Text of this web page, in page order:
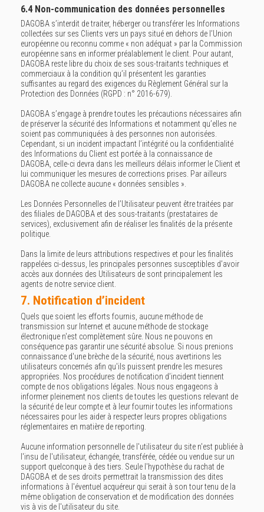
6.4 Non-communication des données personnelles
DAGOBA s’interdit de traiter, héberger ou transférer les Informations
collectées sur ses Clients vers un pays situé en dehors de l’Union
européenne ou reconnu comme « non adéquat » par la Commission
européenne sans en informer préalablement le client. Pour autant,
DAGOBA reste libre du choix de ses sous-traitants techniques et
commerciaux à la condition qu’il présentent les garanties
suffisantes au regard des exigences du Règlement Général sur la
Protection des Données (RGPD : n° 2016-679).
DAGOBA s’engage à prendre toutes les précautions nécessaires afin
de préserver la sécurité des Informations et notamment qu’elles ne
soient pas communiquées à des personnes non autorisées.
Cependant, si un incident impactant l’intégrité ou la confidentialité
des Informations du Client est portée à la connaissance de
DAGOBA, celle-ci devra dans les meilleurs délais informer le Client et
lui communiquer les mesures de corrections prises. Par ailleurs
DAGOBA ne collecte aucune « données sensibles ».
Les Données Personnelles de l’Utilisateur peuvent être traitées par
des filiales de DAGOBA et des sous-traitants (prestataires de
services), exclusivement afin de réaliser les finalités de la présente
politique.
Dans la limite de leurs attributions respectives et pour les finalités
rappelées ci-dessus, les principales personnes susceptibles d’avoir
accès aux données des Utilisateurs de sont principalement les
agents de notre service client.
7. Notification d’incident
Quels que soient les efforts fournis, aucune méthode de
transmission sur Internet et aucune méthode de stockage
électronique n'est complètement sûre. Nous ne pouvons en
conséquence pas garantir une sécurité absolue. Si nous prenions
connaissance d'une brèche de la sécurité, nous avertirions les
utilisateurs concernés afin qu'ils puissent prendre les mesures
appropriées. Nos procédures de notification d’incident tiennent
compte de nos obligations légales. Nous nous engageons à
informer pleinement nos clients de toutes les questions relevant de
la sécurité de leur compte et à leur fournir toutes les informations
nécessaires pour les aider à respecter leurs propres obligations
réglementaires en matière de reporting.
Aucune information personnelle de l'utilisateur du site n'est publiée à
l'insu de l'utilisateur, échangée, transférée, cédée ou vendue sur un
support quelconque à des tiers. Seule l'hypothèse du rachat de
DAGOBA et de ses droits permettrait la transmission des dites
informations à l'éventuel acquéreur qui serait à son tour tenu de la
même obligation de conservation et de modification des données
vis à vis de l'utilisateur du site.